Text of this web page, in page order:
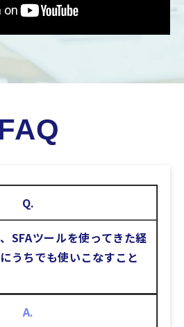
Q.
SFAツールを使ってきた経
うちでも使いこなすこと
A.